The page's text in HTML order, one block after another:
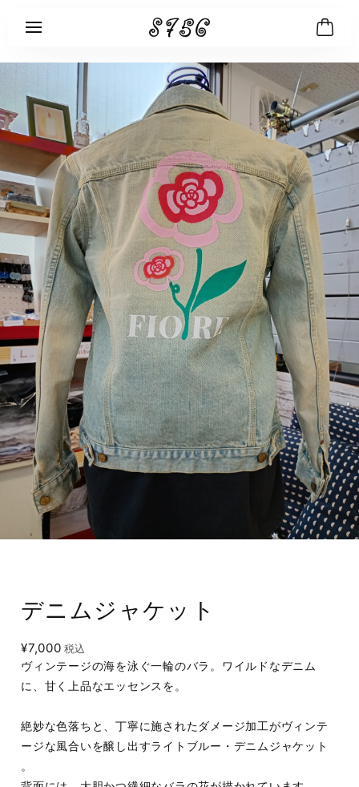
デニムジャケット
¥7,000 税込
ヴィンテージの海を泳ぐ一輪のバラ。ワイルドなデニム
に、甘く上品なエッセンスを。
絶妙な色落ちと、丁寧に施されたダメージ加工がヴィンテ
ージな風合いを醸し出すライトブルー・デニムジャケット
。